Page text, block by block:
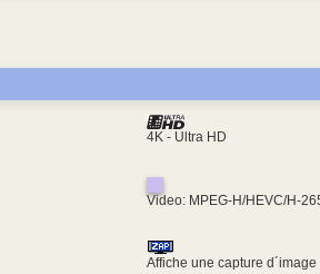
4K - Ultra HD
Video: MPEG-H/HEVC/H-
Affiche une capture d´image